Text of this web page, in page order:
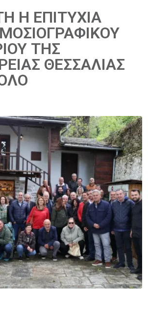
Η ΕΠΙΤΥΧΙΑ
ΤΗΣ
ΘΕΣΣΑΛΙΑΣ